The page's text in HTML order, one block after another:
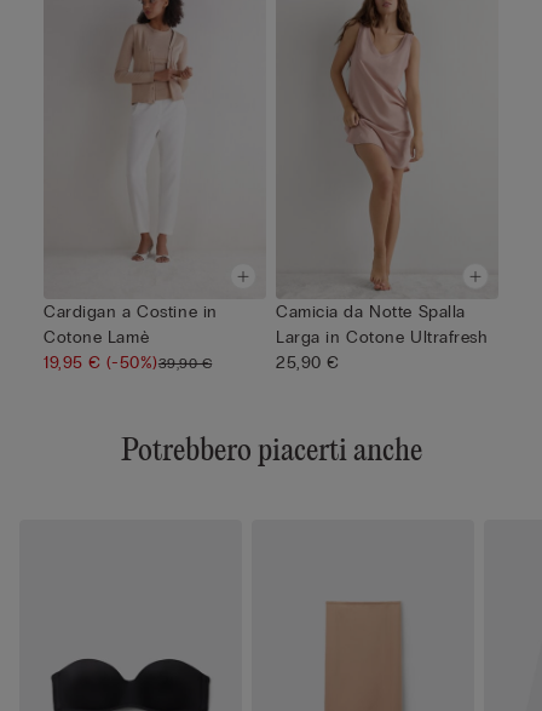
Cardigan a Costine in
Cotone Lamè
19,95 €(-50%)39,90 €
Camicia da Notte Spalla
Larga in Cotone Ultrafresh
25,90 €
Potrebbero piacerti anche